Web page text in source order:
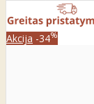
Akcija -34%